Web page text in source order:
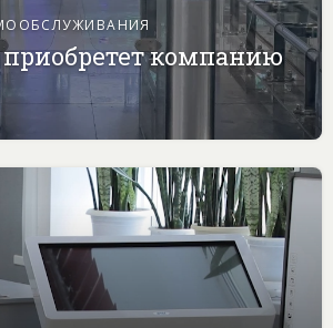
приобретет компанию